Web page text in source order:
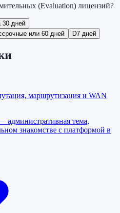
(Evaluation) лицензий?
30 дней
или 60 дней D7 дней
маршрутизация и WAN
административная тема,
знакомстве с платформой в